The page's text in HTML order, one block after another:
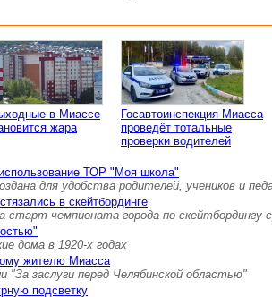
в Миассе
жара
Госавтоинспекция Миасса
проведёт тотальные
проверки водителей
ТОР "Моя школа"
для удобства родителей, учеников и
в скейтбординге
чемпионата города по скейтбордингу
дома в 1920-х годах
жителю Миасса
"За заслуги перед Челябинской областью"
подсветку